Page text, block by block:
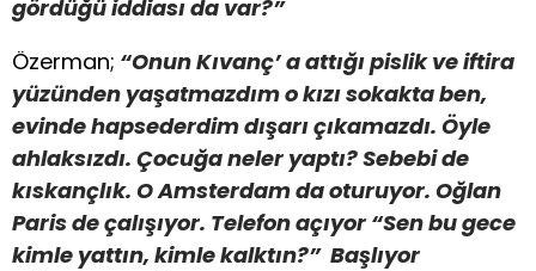
gördüğü iddiası da var?”
Özerman; “Onun Kıvanç’ a attığı pislik ve iftira
yüzünden yaşatmazdım o kızı sokakta ben,
evinde hapsederdim dışarı çıkamazdı. Öyle
ahlaksızdı. Çocuğa neler yaptı? Sebebi de
kıskançlık. O Amsterdam da oturuyor. Oğlan
Paris de çalışıyor. Telefon açıyor “Sen bu gece
kimle yattın, kimle kalktın?” Başlıyor